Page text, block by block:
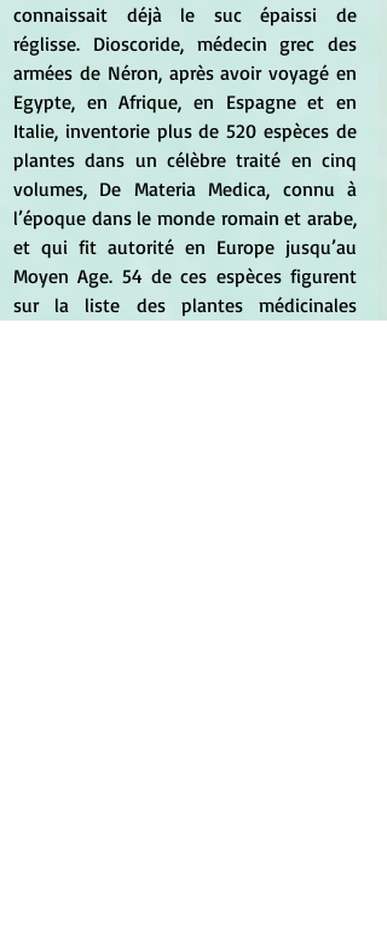
connaissait déjà le suc épaissi de
réglisse. Dioscoride, médecin grec des
armées de Néron, après avoir voyagé en
Egypte, en Afrique, en Espagne et en
Italie, inventorie plus de 520 espèces de
plantes dans un célèbre traité en cinq
volumes, De Materia Medica, connu à
l’époque dans le monde romain et arabe,
et qui fit autorité en Europe jusqu’au
Moyen Age. 54 de ces espèces figurent
sur la liste des plantes médicinales